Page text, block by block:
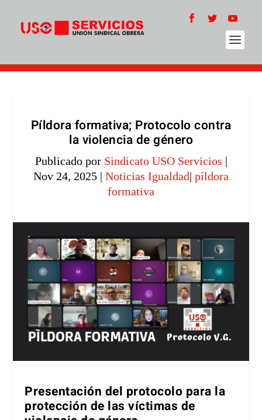
Píldora formativa; Protocolo contra
la violencia de género
Publicado por Sindicato USO Servicios |
Nov 24, 2025 | Noticias Igualdad| píldora
formativa
Presentación del protocolo para la
protección de las víctimas de